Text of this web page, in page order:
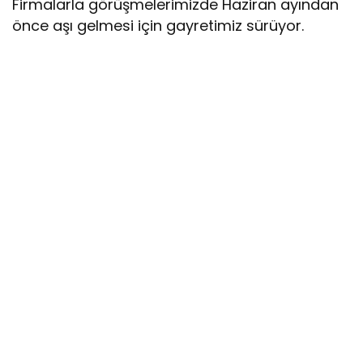
Firmalarla görüşmelerimizde Haziran ayından
önce aşı gelmesi için gayretimiz sürüyor.